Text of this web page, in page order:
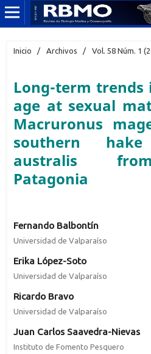
Inicio / Archivos / Vol. 58 Núm. 1
Long-term trends
age at sexual
Macruronus
southern hake
australis
Patagonia
Fernando Balbontín
Universidad de Valparaíso
Erika López-Soto
Universidad de Valparaíso
Ricardo Bravo
Universidad de Valparaíso
Juan Carlos Saavedra-Nievas
Instituto de Fomento Pesquero